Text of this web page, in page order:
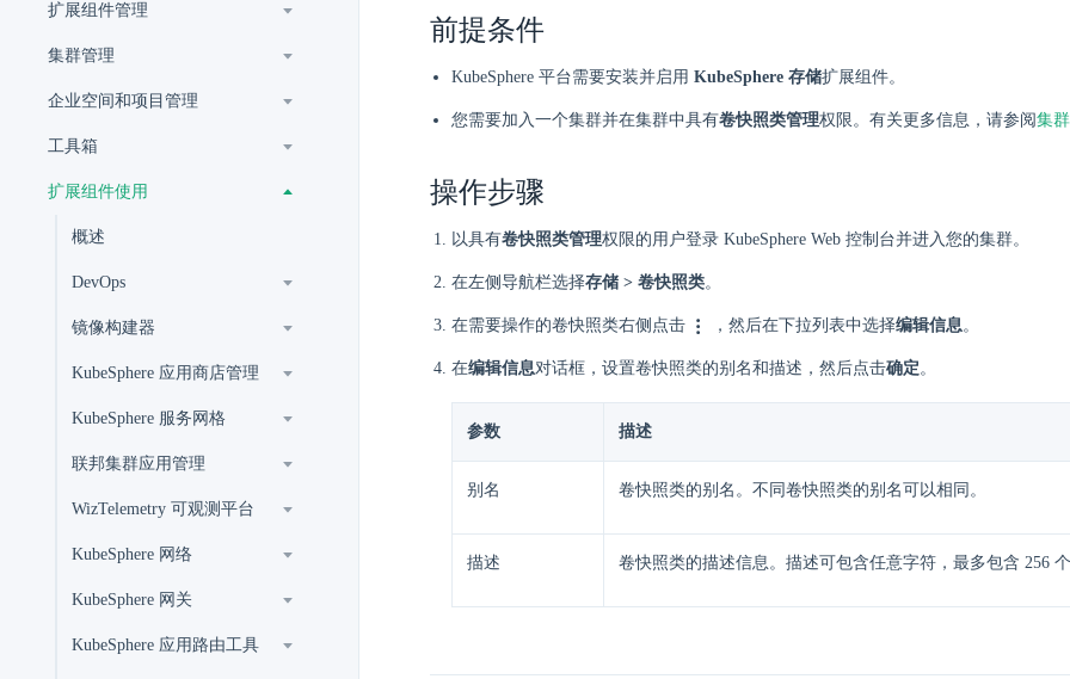
扩展组件管理
集群管理
企业空间和项目管理
工具箱
扩展组件使用
概述
DevOps
镜像构建器
KubeSphere 应用商店管理
KubeSphere 服务网格
联邦集群应用管理
WizTelemetry 可观测平台
KubeSphere 网络
KubeSphere 网关
KubeSphere 应用路由工具
前提条件
KubeSphere 平台需要安装并启用 KubeSphere 存储扩展组件。
您需要加入一个集群并在集群中具有卷快照类管理权限。有关更多信息，请参阅集
操作步骤
以具有卷快照类管理权限的用户登录 KubeSphere Web 控制台并进入您的集群。
在左侧导航栏选择存储 > 卷快照类。
在需要操作的卷快照类右侧点击 ，然后在下拉列表中选择编辑信息。
在编辑信息对话框，设置卷快照类的别名和描述，然后点击确定。
参数 描述
别名 卷快照类的别名。不同卷快照类的别名可以相同。
描述 卷快照类的描述信息。描述可包含任意字符，最多包含 256